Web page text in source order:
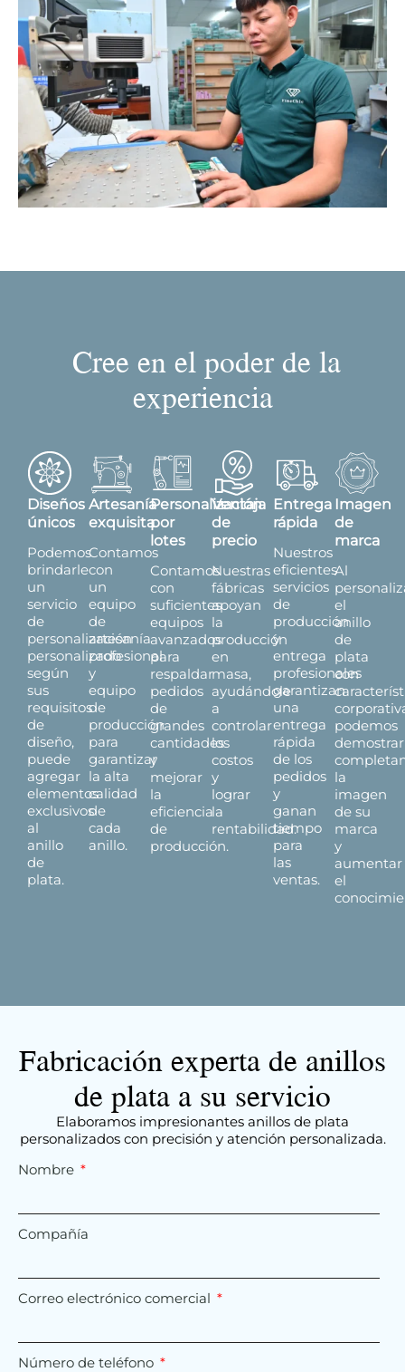
Cree en el poder de la
experiencia
Diseños
únicos
Podemos
brindarle
un
servicio
de
personalización
personalizado
según
sus
requisitos
de
diseño,
puede
agregar
elementos
exclusivos
al
anillo
de
plata.
Artesanía
exquisita
Contamos
con
un
equipo
de
artesanía
profesional
y
equipo
de
producción
para
garantizar
la alta
calidad
de
cada
anillo.
Personalización
por
lotes
Contamos
con
suficientes
equipos
avanzados
para
respaldar
pedidos
de
grandes
cantidades
y
mejorar
la
eficiencia
de
producción.
Ventaja
de
precio
Nuestras
fábricas
apoyan
la
producción
en
masa,
ayudándole
a
controlar
los
costos
y
lograr
la
rentabilidad.
Entrega
rápida
Nuestros
eficientes
servicios
de
producción
y
entrega
profesionales
garantizan
una
entrega
rápida
de los
pedidos
y
ganan
tiempo
para
las
ventas.
Imagen
de
marca
Al
el
anillo
de
plata
con
podemos
demostrar
la
imagen
de su
marca
y
aumentar
el
Fabricación experta de anillos
de plata a su servicio
Elaboramos impresionantes anillos de plata
personalizados con precisión y atención personalizada.
Nombre
Compañía
Correo electrónico comercial
Número de teléfono